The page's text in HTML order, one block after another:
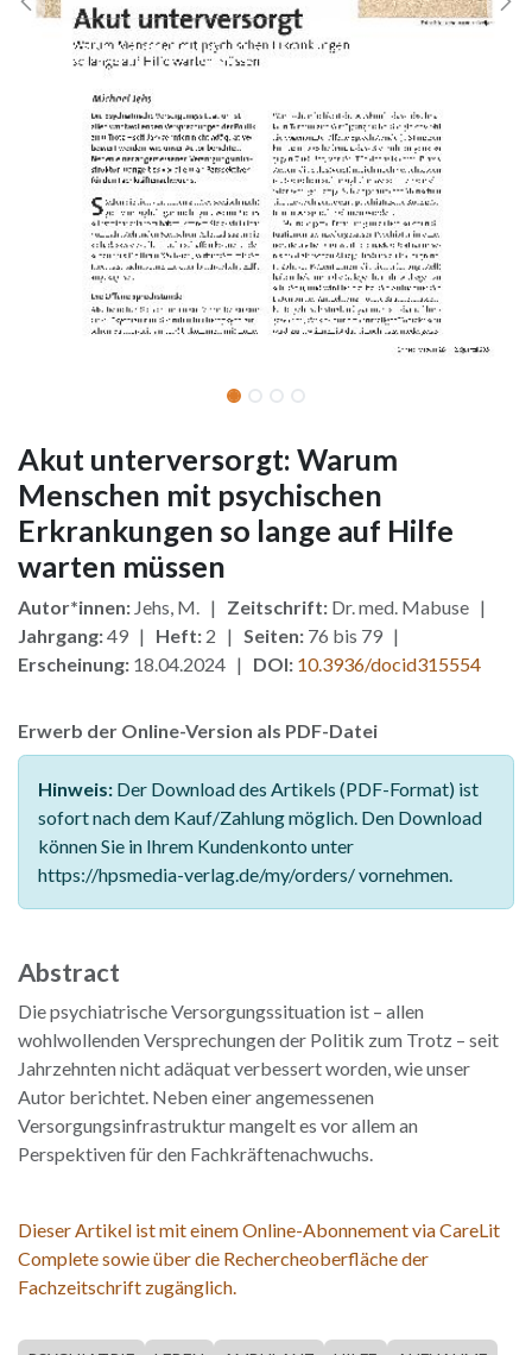
Akut unterversorgt: Warum
Menschen mit psychischen
Erkrankungen so lange auf Hilfe
warten müssen
Autor*innen: Jehs, M. | Zeitschrift: Dr. med. Mabuse |
Jahrgang:49 | Heft: 2 | Seiten: 76 bis 79 |
Erscheinung: 18.04.2024 | DOI: 10.3936/docid315554
Erwerb der Online-Version als PDF-Datei
Hinweis: Der Download des Artikels (PDF-Format) ist
sofort nach dem Kauf/Zahlung möglich. Den Download
können Sie in Ihrem Kundenkonto unter
https://hpsmedia-verlag.de/my/orders/ vornehmen.
Abstract
Die psychiatrische Versorgungssituation ist – allen
wohlwollenden Versprechungen der Politik zum Trotz – seit
Jahrzehnten nicht adäquat verbessert worden, wie unser
Autor berichtet. Neben einer angemessenen
Versorgungsinfrastruktur mangelt es vor allem an
Perspektiven für den Fachkräftenachwuchs.
Dieser Artikel ist mit einem Online-Abonnement via CareLit
Complete sowie über die Rechercheoberfläche der
Fachzeitschrift zugänglich.